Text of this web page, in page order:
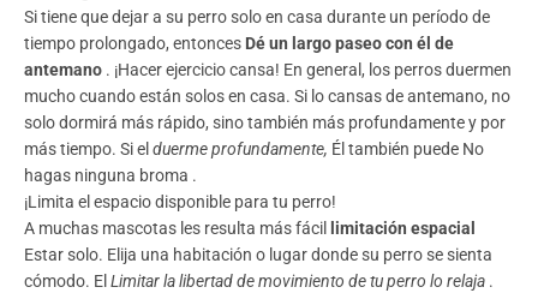
Si tiene que dejar a su perro solo en casa durante un período de
tiempo prolongado, entonces Dé un largo paseo con él de
antemano . ¡Hacer ejercicio cansa! En general, los perros duermen
mucho cuando están solos en casa. Si lo cansas de antemano, no
solo dormirá más rápido, sino también más profundamente y por
más tiempo. Si el duerme profundamente, Él también puede No
hagas ninguna broma .
¡Limita el espacio disponible para tu perro!
A muchas mascotas les resulta más fácil
limitación espacial
Estar solo. Elija una habitación o lugar donde su perro se sienta
cómodo. El Limitar la libertad de movimiento de tu perro lo relaja .